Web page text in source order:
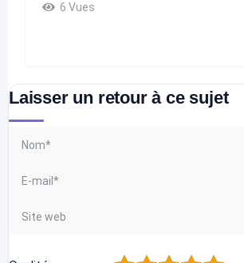
6 Vues
Laisser un retour à ce sujet